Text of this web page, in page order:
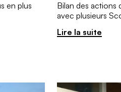
en plus
Bilan des actions
avec plusieurs
Lire la suite